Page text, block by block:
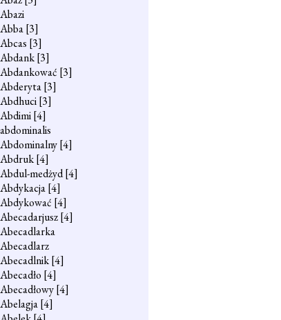
Abazi
Abba[3]
Abcas [3]
Abdank[3]
Abdankować [3]
Abderyta[3]
Abdhuci[3]
Abdimi[4]
abdominalis
Abdominalny[4]
Abdruk[4]
Abdul-medżyd[4]
Abdykacja[4]
Abdykować [4]
Abecadarjusz[4]
Abecadlarka
Abecadlarz
Abecadlnik[4]
Abecadło [4]
Abecadłowy[4]
Abelagja[4]